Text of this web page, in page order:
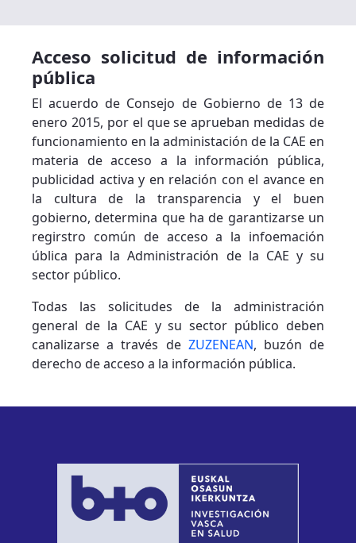
Acceso solicitud de información
pública
El acuerdo de Consejo de Gobierno de 13 de
enero 2015, por el que se aprueban medidas de
funcionamiento en la administación de la CAE en
materia de acceso a la información pública,
publicidad activa y en relación con el avance en
la cultura de la transparencia y el buen
gobierno, determina que ha de garantizarse un
regirstro común de acceso a la infoemación
ública para la Administración de la CAE y su
sector público.
Todas las solicitudes de la administración
general de la CAE y su sector público deben
canalizarse a través de ZUZENEAN, buzón de
derecho de acceso a la información pública.